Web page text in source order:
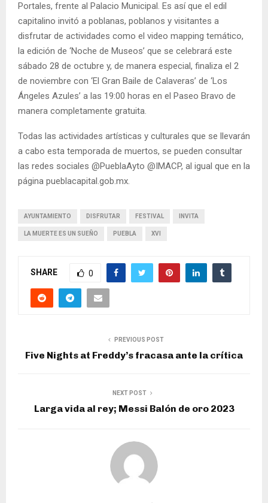
Portales, frente al Palacio Municipal. Es así que el edil
capitalino invitó a poblanas, poblanos y visitantes a
disfrutar de actividades como el video mapping temático,
la edición de ‘Noche de Museos’ que se celebrará este
sábado 28 de octubre y, de manera especial, finaliza el 2
de noviembre con ‘El Gran Baile de Calaveras’ de ‘Los
Ángeles Azules’ a las 19:00 horas en el Paseo Bravo de
manera completamente gratuita.
Todas las actividades artísticas y culturales que se llevarán
a cabo esta temporada de muertos, se pueden consultar
las redes sociales @PueblaAyto @IMACP, al igual que en la
página pueblacapital.gob.mx.
AYUNTAMIENTO DISFRUTAR FESTIVAL INVITA
LA MUERTE ES UN SUEÑO PUEBLA XVI
SHARE 0
PREVIOUS POST
Five Nights at Freddy’s fracasa ante la crítica
NEXT POST
Larga vida al rey; Messi Balón de oro 2023